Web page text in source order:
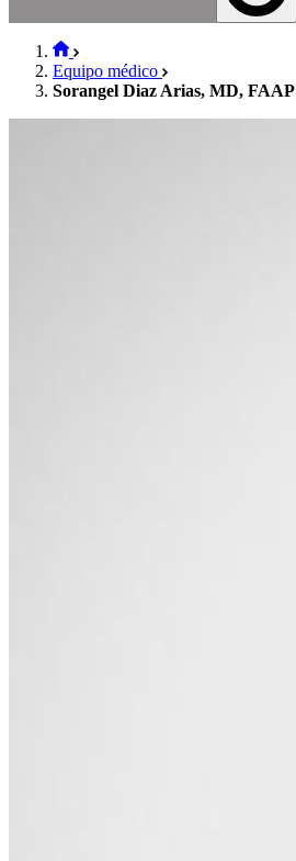
Equipo médico
Sorangel Diaz Arias, MD, FAAP